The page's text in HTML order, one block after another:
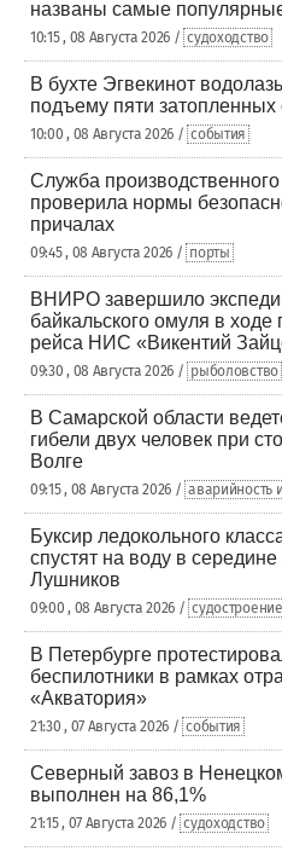
названы самые
10:15 , 08 Августа 2026 / судоходство
В бухте Эгвекинот
подъему пяти затопленных
10:00 , 08 Августа 2026 / события
Служба
проверила нормы
причалах
09:45 , 08 Августа 2026 / порты
ВНИРО завершило
байкальского омуля в ходе
рейса НИС «Викентий
09:30 , 08 Августа 2026 / рыболовство
В Самарской области
гибели двух человек при
Волге
09:15 , 08 Августа 2026 / аварийность
Буксир ледокольного
спустят на воду в
Лушников
09:00 , 08 Августа 2026 / судостроение
В Петербурге
беспилотники в рамках
«Акватория»
21:30 , 07 Августа 2026 / события
Северный завоз в
выполнен на 86,1%
21:15 , 07 Августа 2026 / судоходство